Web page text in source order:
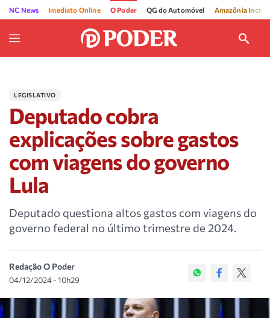
NC News Imediato Online O Poder QG do Automóvel Amazônia
LEGISLATIVO
Deputado cobra
explicações sobre gastos
com viagens do governo
Lula
Deputado questiona altos gastos com viagens do
governo federal no último trimestre de 2024.
Redação O Poder
04/12/2024 - 10h29